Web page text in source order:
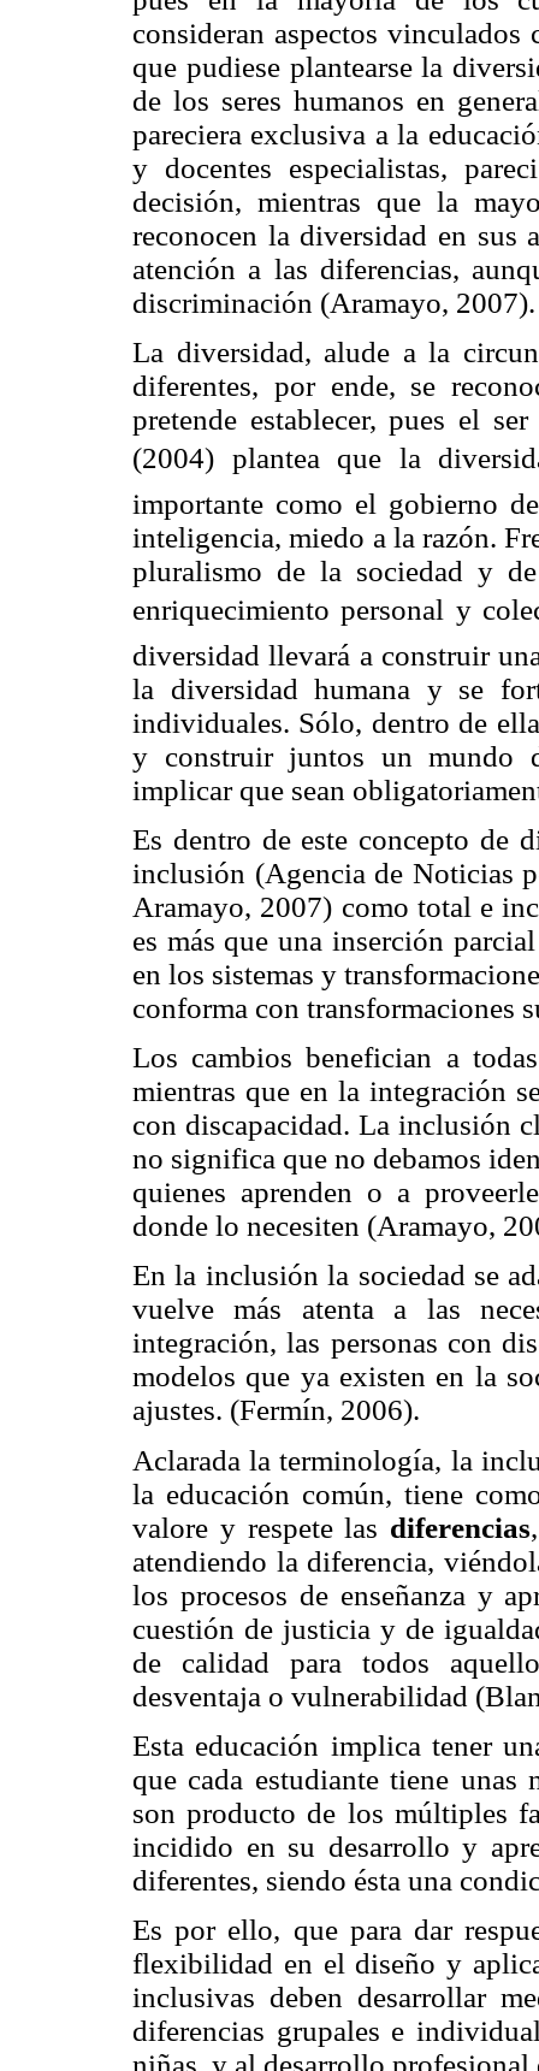
consideran aspectos
que pudiese plantearse la
de los seres humanos en
pareciera exclusiva a la
y docentes especialistas,
decisión, mientras que la
reconocen la diversidad en sus
atención a las diferencias,
discriminación (Aramayo, 2007).
La diversidad, alude a la
diferentes, por ende, se
pretende establecer, pues el
(2004) plantea que la
importante como el gobierno
inteligencia, miedo a la razón.
pluralismo de la sociedad y
enriquecimiento personal y
diversidad llevará a construir
la diversidad humana y se
individuales. Sólo, dentro de
y construir juntos un mundo
implicar que sean
Es dentro de este concepto de
inclusión (Agencia de Noticias
Aramayo, 2007) como total e
es más que una inserción
en los sistemas y
conforma con transformaciones
Los cambios benefician a
mientras que en la integración
con discapacidad. La inclusión
no significa que no debamos
quienes aprenden o a
donde lo necesiten (Aramayo,
En la inclusión la sociedad se
vuelve más atenta a las
integración, las personas con
modelos que ya existen en la
ajustes. (Fermín, 2006).
Aclarada la terminología, la
la educación común, tiene
valore y respete las diferencias
atendiendo la diferencia,
los procesos de enseñanza y
cuestión de justicia y de
de calidad para todos
desventaja o vulnerabilidad
Esta educación implica tener
que cada estudiante tiene unas
son producto de los múltiples
incidido en su desarrollo y
diferentes, siendo ésta una
Es por ello, que para dar
flexibilidad en el diseño y
inclusivas deben desarrollar
diferencias grupales e
niñas, y al desarrollo profesional